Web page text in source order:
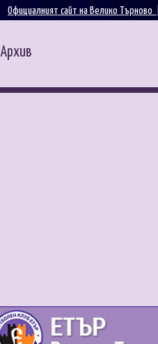
Официалният сайт на Велико Търново |
Архив